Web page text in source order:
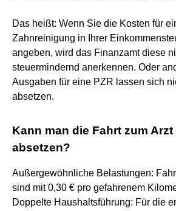
Das heißt: Wenn Sie die Kosten für
Zahnreinigung in Ihrer
angeben, wird das Finanzamt diese
steuermindernd anerkennen. Oder
Ausgaben für eine PZR lassen sich
absetzen.
Kann man die Fahrt zum
absetzen?
Außergewöhnliche Belastungen:
sind mit 0,30 € pro gefahrenem
Doppelte Haushaltsführung: Für die